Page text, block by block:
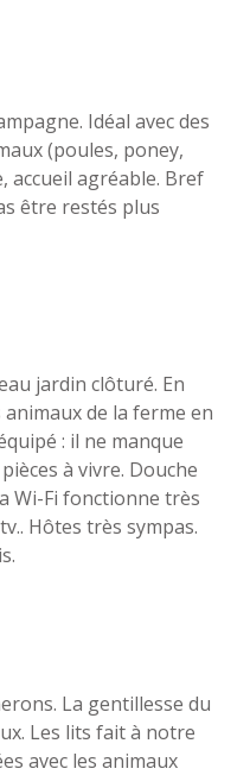
Idéal avec des
(poules, poney,
accueil agréable. Bref
être restés plus
jardin clôturé. En
de la ferme en
: il ne manque
à vivre. Douche
Wi-Fi fonctionne très
Hôtes très sympas.
La gentillesse du
Les lits fait à notre
avec les animaux